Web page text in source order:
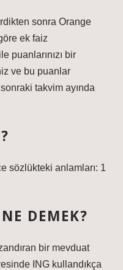
sonra Orange
ek faiz
puanlarınızı bir
ve bu puanlar
takvim ayında
sözlükteki anlamları: 1
DEMEK?
bir mevduat
ING kullandıkça